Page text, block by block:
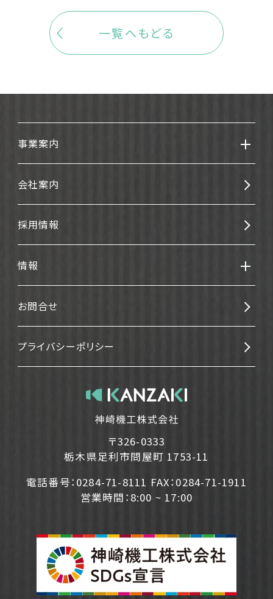
一覧へもどる
事業案内
会社案内
採用情報
情報
お問合せ
プライバシーポリシー
〒326-0333
栃木県足利市問屋町 1753-11
電話番号：0284-71-8111 FAX：0284-71-1911
営業時間：8:00 ~ 17:00